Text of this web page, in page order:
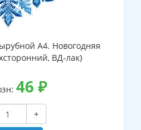
А4. Новогодняя
ВД-лак)
46 ₽
+